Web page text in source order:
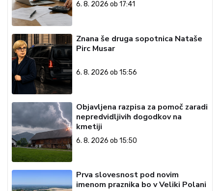
6. 8. 2026 ob 17:41
Znana še druga sopotnica Nataše
Pirc Musar
6. 8. 2026 ob 15:56
Objavljena razpisa za pomoč zaradi
nepredvidljivih dogodkov na
kmetiji
6. 8. 2026 ob 15:50
Prva slovesnost pod novim
imenom praznika bo v Veliki Polani